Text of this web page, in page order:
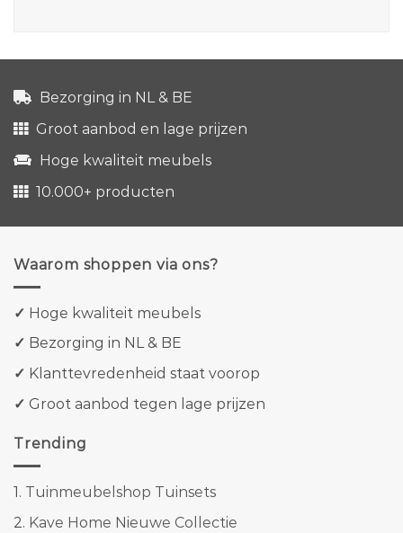
Bezorging in NL & BE
Groot aanbod en lage prijzen
Hoge kwaliteit meubels
10.000+ producten
Waarom shoppen via ons?
✓ Hoge kwaliteit meubels
✓ Bezorging in NL & BE
✓ Klanttevredenheid staat voorop
✓ Groot aanbod tegen lage prijzen
Trending
1. Tuinmeubelshop Tuinsets
2. Kave Home Nieuwe Collectie